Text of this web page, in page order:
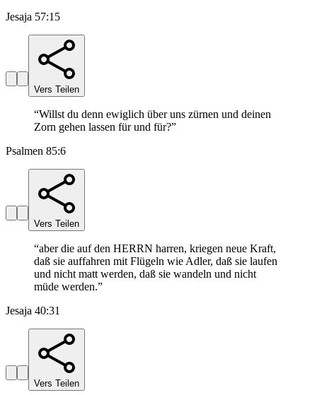
Jesaja 57:15
Vers Teilen
“Willst du denn ewiglich über uns zürnen und deinen
Zorn gehen lassen für und für?”
Psalmen 85:6
Vers Teilen
“aber die auf den HERRN harren, kriegen neue Kraft,
daß sie auffahren mit Flügeln wie Adler, daß sie laufen
und nicht matt werden, daß sie wandeln und nicht
müde werden.”
Jesaja 40:31
Vers Teilen